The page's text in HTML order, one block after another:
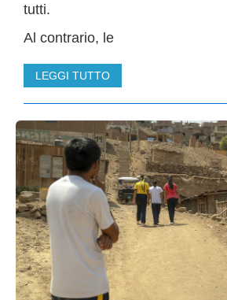
tutti.
Al contrario, le
LEGGI TUTTO